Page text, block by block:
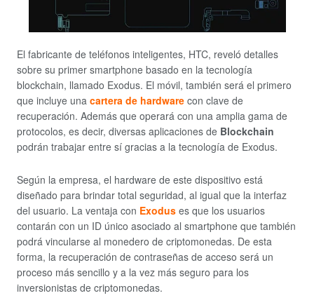
El fabricante de teléfonos inteligentes, HTC, reveló detalles
sobre su primer smartphone basado en la tecnología
blockchain, llamado Exodus. El móvil, también será el primero
que incluye una cartera de hardware con clave de
recuperación. Además que operará con una amplia gama de
protocolos, es decir, diversas aplicaciones de Blockchain
podrán trabajar entre sí gracias a la tecnología de Exodus.
Según la empresa, el hardware de este dispositivo está
diseñado para brindar total seguridad, al igual que la interfaz
del usuario. La ventaja con Exodus es que los usuarios
contarán con un ID único asociado al smartphone que también
podrá vincularse al monedero de criptomonedas. De esta
forma, la recuperación de contraseñas de acceso será un
proceso más sencillo y a la vez más seguro para los
inversionistas de criptomonedas.